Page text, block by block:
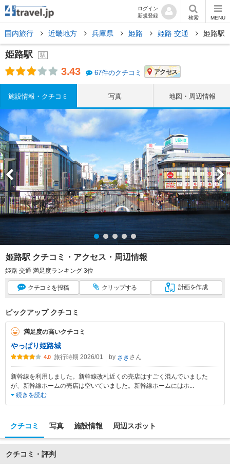
ログイン
新規登録
検索 MENU
国内旅行 近畿地方 兵庫県 姫路 姫路 交通 姫路駅
姫路駅 駅
3.43 67件のクチコミ アクセス
施設情報・クチコミ 写真 地図・周辺情報
姫路駅 クチコミ・アクセス・周辺情報
姫路 交通 満足度ランキング 3位
クチコミ を投稿 クリップする 計画を作成
ピックアップ クチコミ
満足度の高いクチコミ
やっぱり姫路城
4.0 旅行時期 2026/01 by さき さん
新幹線を利用しました。新幹線改札近くの売店はすごく混んでいました
が、新幹線ホームの売店は空いていました。新幹線ホームにはホ...
続きを読む
クチコミ 写真 施設情報 周辺スポット
クチコミ・評判